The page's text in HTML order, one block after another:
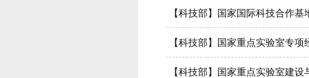
【科技部】国家国际科技合作基
【科技部】国家重点实验室专项
【科技部】国家重点实验室建设